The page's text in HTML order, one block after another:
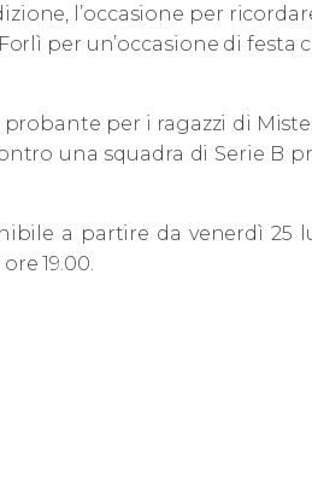
l’occasione per
per un’occasione di
probante per i ragazzi di
una squadra di Serie B
a partire da venerdì 25
19.00.